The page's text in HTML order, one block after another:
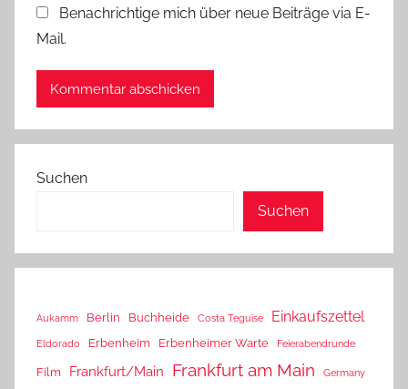
Benachrichtige mich über neue Beiträge via E-
Mail.
Suchen
Suchen
Aukamm Berlin Buchheide Costa Teguise Einkaufszettel
Eldorado Erbenheim Erbenheimer Warte Feierabendrunde
Film Frankfurt/Main Frankfurt am Main Germany